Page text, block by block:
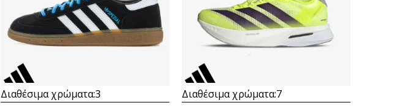
Διαθέσιμα χρώματα:3 Διαθέσιμα χρώματα:7